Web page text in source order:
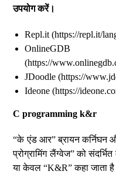
उपयोग करें।
Repl.it (https://repl.it/
OnlineGDB
(https://
JDoodle (https://
Ideone (https://
C programming k&r
“के एंड आर” ब्रायन कर्निघन
प्रोग्रामिंग लैंग्वेज” को
या केवल “K&R” कहा जाता